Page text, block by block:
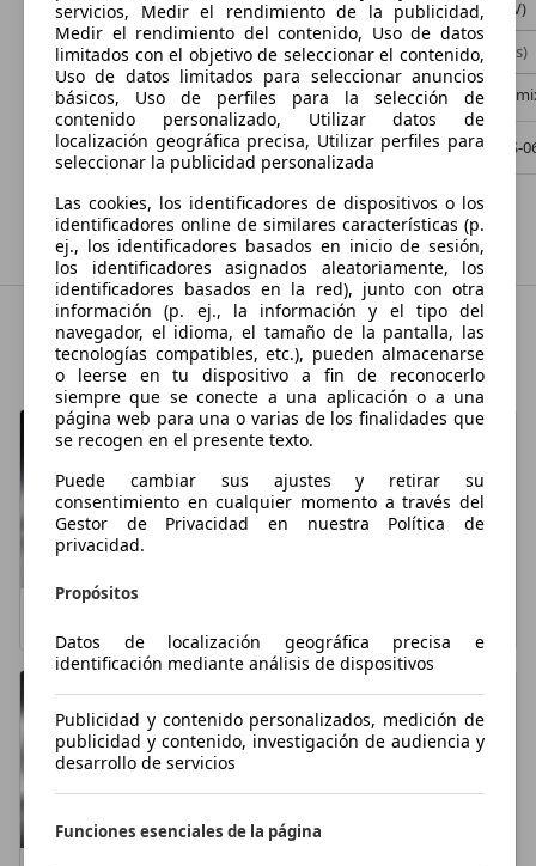
88 kW (120 CV)
Ocasión
- (Propietarios)
Diésel
- (l/100 km)
- (g/km)
Vendedor, ES-06200 ALMENDRALEJO
93 kW (126 CV)
- (Propietarios)
5,5 l/100 km
Vendedor,
Mostrar todas las ofertas
Las mejores marcas de coches
servicios, Medir el rendimiento de la publicidad,
Medir el rendimiento del contenido, Uso de datos
limitados con el objetivo de seleccionar el contenido,
Uso de datos limitados para seleccionar anuncios
básicos, Uso de perfiles para la selección de
contenido personalizado, Utilizar datos de
localización geográfica precisa, Utilizar perfiles para
seleccionar la publicidad personalizada
Las cookies, los identificadores de dispositivos o los
identificadores online de similares características (p.
ej., los identificadores basados en inicio de sesión,
los identificadores asignados aleatoriamente, los
identificadores basados en la red), junto con otra
información (p. ej., la información y el tipo del
navegador, el idioma, el tamaño de la pantalla, las
tecnologías compatibles, etc.), pueden almacenarse
o leerse en tu dispositivo a fin de reconocerlo
siempre que se conecte a una aplicación o a una
página web para una o varias de los finalidades que
se recogen en el presente texto.
Puede cambiar sus ajustes y retirar su
consentimiento en cualquier momento a través del
Gestor de Privacidad en nuestra Política de
privacidad.
Propósitos
Datos de localización geográfica precisa e
identificación mediante análisis de dispositivos
Publicidad y contenido personalizados, medición de
publicidad y contenido, investigación de audiencia y
desarrollo de servicios
Funciones esenciales de la página